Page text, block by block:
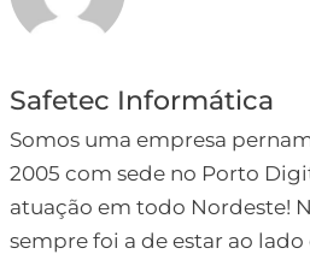
Safetec Informática
Somos uma empresa
2005 com sede no Porto
atuação em todo Nordeste!
sempre foi a de estar ao